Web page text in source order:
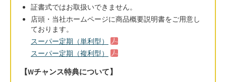
証書式ではお取扱いできません。
店頭・当社ホームページに商品概要説明書をご用意し
ております。
スーパー定期（単利型）
スーパー定期（複利型）
【Wチャンス特典について】